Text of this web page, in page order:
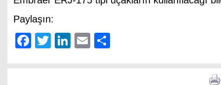
Paylaşın:
Facebook
TwitterLinkedIn
Email